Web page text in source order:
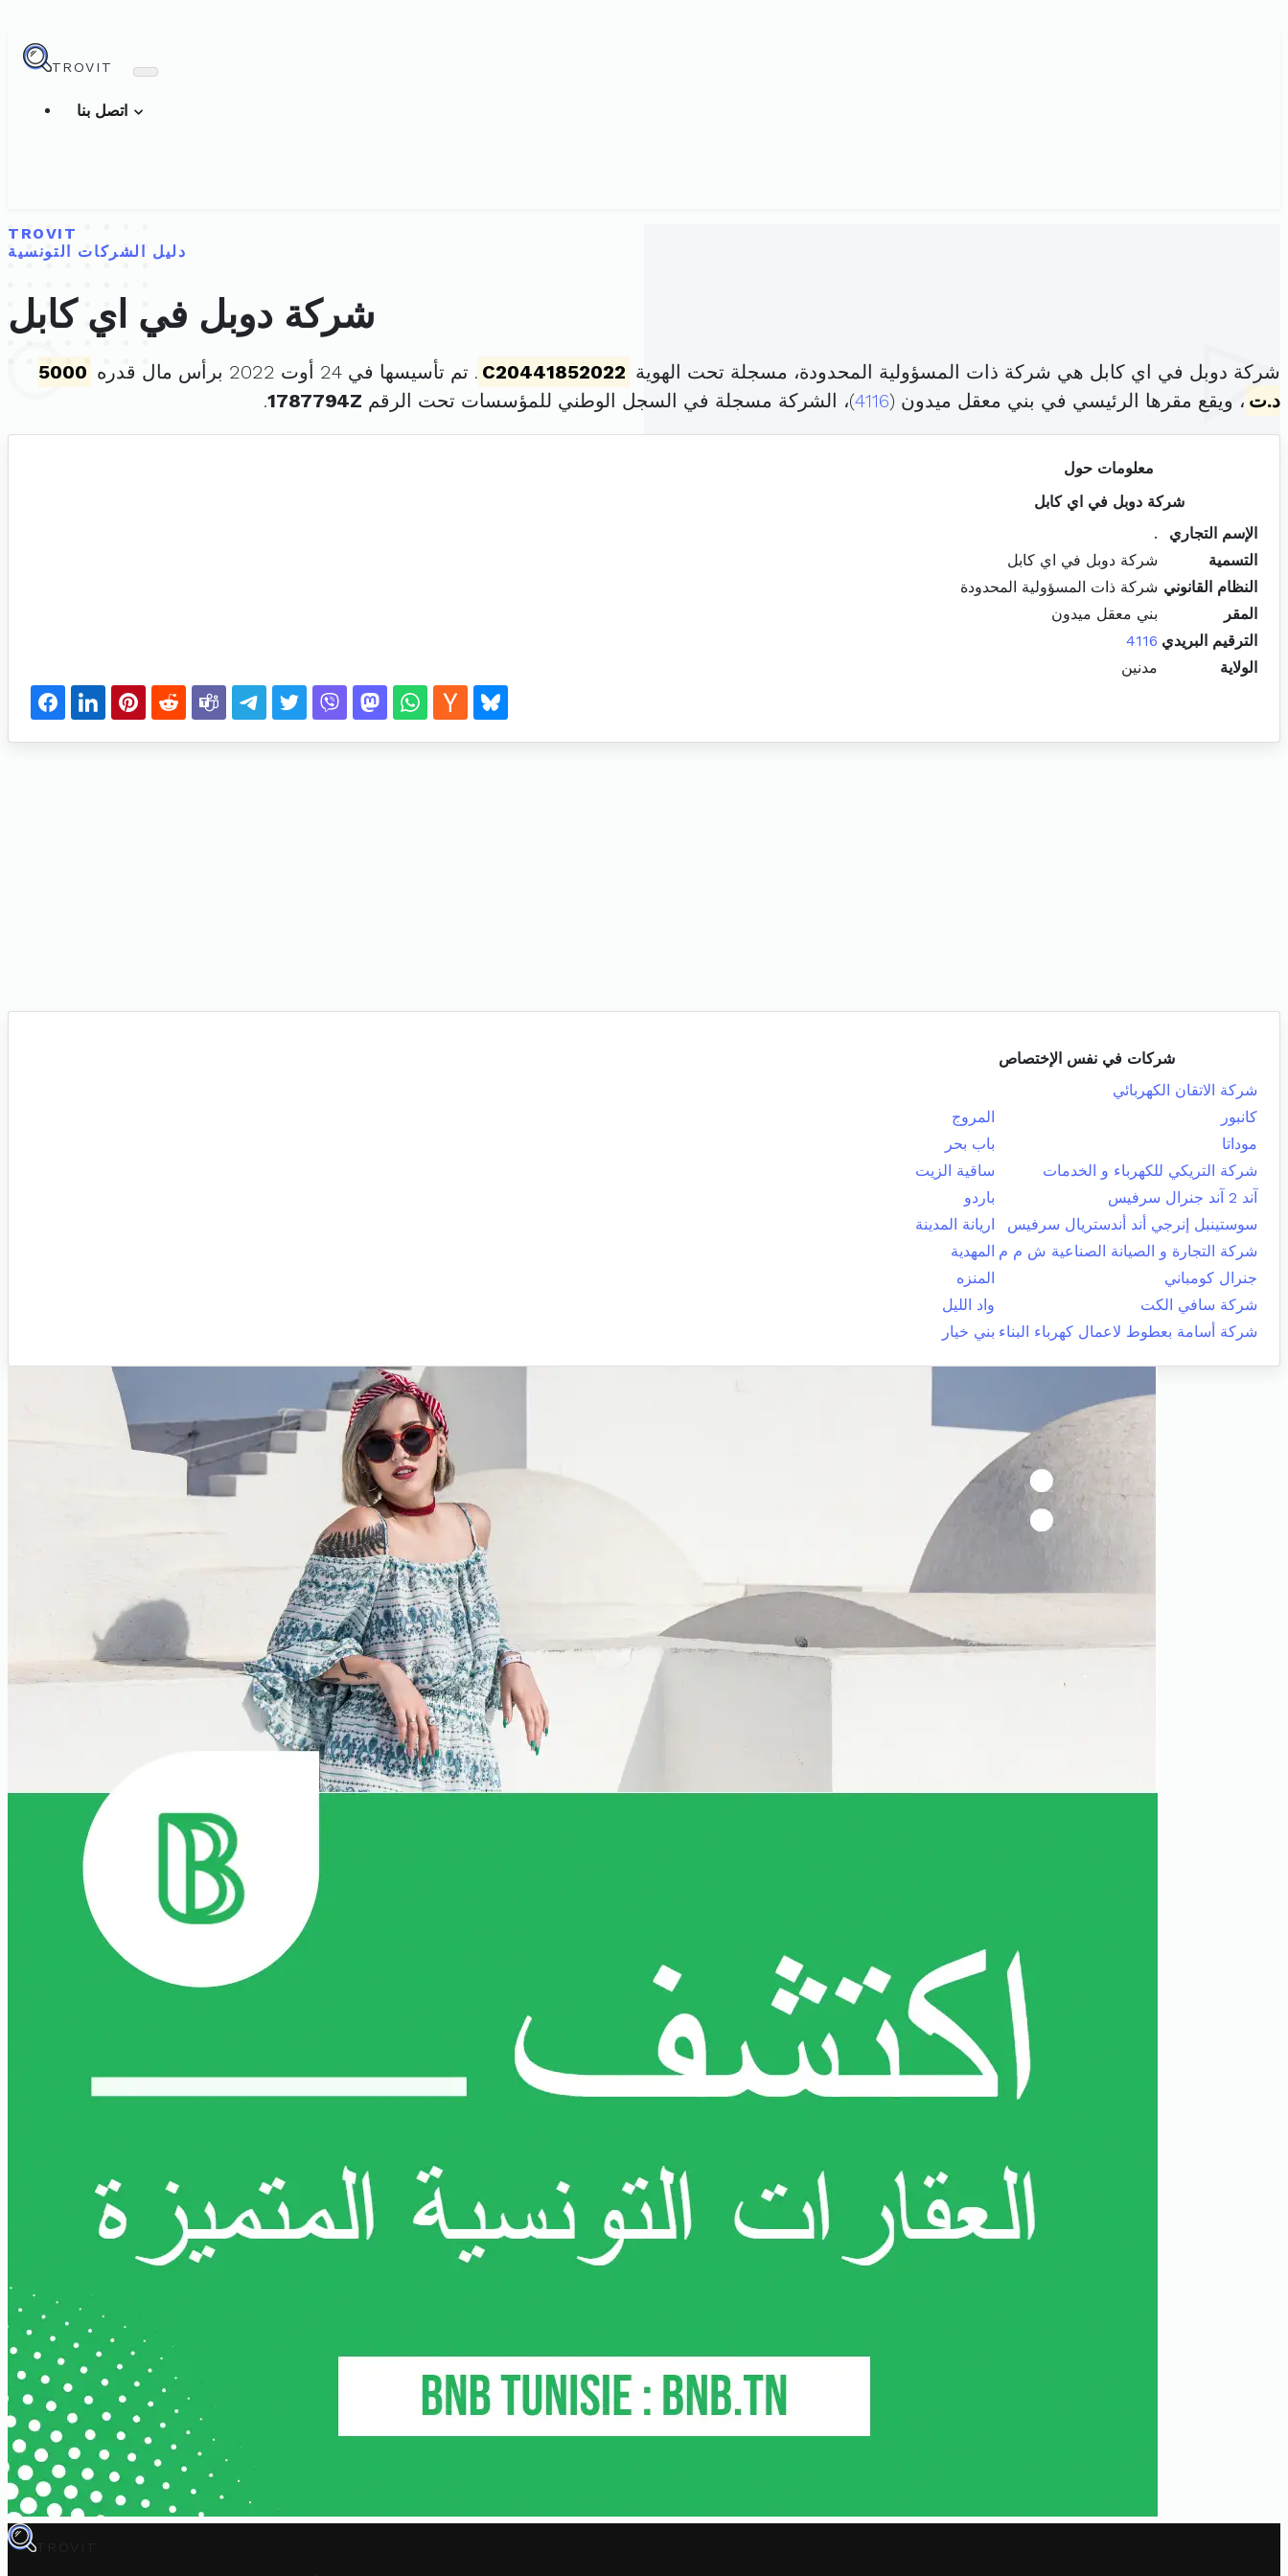
TROVIT
TROVIT
دليل الشركات التونسية
شركة دوبل في اي كابل
شركة دوبل في اي كابل هي شركة ذات المسؤولية المحدودة، مسجلة تحت الهوية C20441852022 . تم تأسيسها في 24 أوت 2022 برأس مال قدره
5000
د.ت ، ويقع مقرها الرئيسي في بني معقل ميدون (4116)، الشركة مسجلة في السجل الوطني للمؤسسات تحت الرقم 1787794Z
.
معلومات حول
شركة دوبل في اي كابل
الإسم التجاري
.
التسمية
شركة دوبل في اي كابل
النظام القانوني شركة ذات المسؤولية المحدودة
المقر
بني معقل ميدون
الترقيم البريدي 4116
الولاية
مدنين
شركات في نفس الإختصاص
شركة الاتقان الكهربائي
كانبور
المروج
موداتا
باب بحر
شركة التريكي للكهرباء و الخدمات
ساقية الزيت
آند 2 آند جنرال سرفيس
باردو
سوستينبل إنرجي أند أندستريال سرفيس
اريانة المدينة
شركة التجارة و الصيانة الصناعية ش م م المهدية
جنرال كومباني
المنزه
شركة سافي الكت
واد الليل
شركة أسامة بعطوط لاعمال كهرباء البناء بني خيار
TROVIT